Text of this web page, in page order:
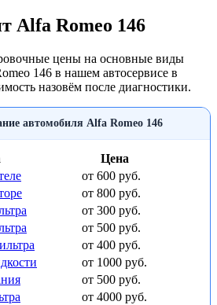
Alfa Romeo 146
цены на основные виды
146 в нашем автосервисе в
назовём после диагностики.
автомобиля Alfa Romeo 146
Цена
от 600 руб.
от 800 руб.
от 300 руб.
от 500 руб.
от 400 руб.
от 1000 руб.
от 500 руб.
от 4000 руб.